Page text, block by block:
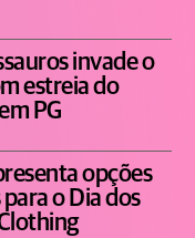
invade o
estreia do
PG
opções
o Dia dos